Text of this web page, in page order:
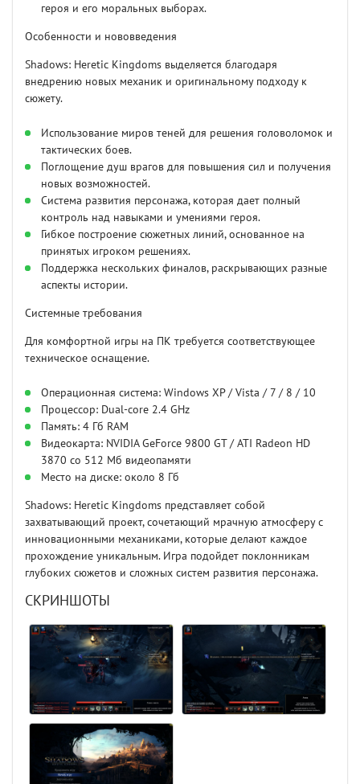
героя и его моральных выборах.
Особенности и нововведения
Shadows: Heretic Kingdoms выделяется благодаря
внедрению новых механик и оригинальному подходу к
сюжету.
Использование миров теней для решения головоломок и
тактических боев.
Поглощение душ врагов для повышения сил и получения
новых возможностей.
Система развития персонажа, которая дает полный
контроль над навыками и умениями героя.
Гибкое построение сюжетных линий, основанное на
принятых игроком решениях.
Поддержка нескольких финалов, раскрывающих разные
аспекты истории.
Системные требования
Для комфортной игры на ПК требуется соответствующее
техническое оснащение.
Операционная система: Windows XP / Vista / 7 / 8 / 10
Процессор: Dual-core 2.4 GHz
Память: 4 Гб RAM
Видеокарта: NVIDIA GeForce 9800 GT / ATI Radeon HD
3870 со 512 Мб видеопамяти
Место на диске: около 8 Гб
Shadows: Heretic Kingdoms представляет собой
захватывающий проект, сочетающий мрачную атмосферу с
инновационными механиками, которые делают каждое
прохождение уникальным. Игра подойдет поклонникам
глубоких сюжетов и сложных систем развития персонажа.
СКРИНШОТЫ